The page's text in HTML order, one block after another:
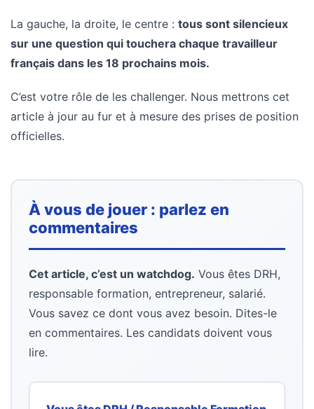
La gauche, la droite, le centre : tous sont silencieux
sur une question qui touchera chaque travailleur
français dans les 18 prochains mois.
C’est votre rôle de les challenger. Nous mettrons cet
article à jour au fur et à mesure des prises de position
officielles.
À vous de jouer : parlez en
commentaires
Cet article, c’est un watchdog. Vous êtes DRH,
responsable formation, entrepreneur, salarié.
Vous savez ce dont vous avez besoin. Dites-le
en commentaires. Les candidats doivent vous
lire.